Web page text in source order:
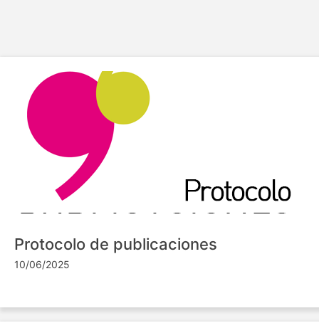
Protocolo de publicaciones
10/06/2025